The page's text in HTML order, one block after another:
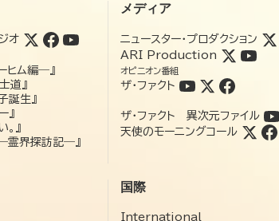
オ
ヒム編―』
道』
誕生』
』
』
―霊界探訪記―』
メディア
ニュースター・プロダクション
ARI Production
オピニオン番組
ザ・ファクト
ザ・ファクト 異次元ファイル
天使のモーニングコール
国際
International